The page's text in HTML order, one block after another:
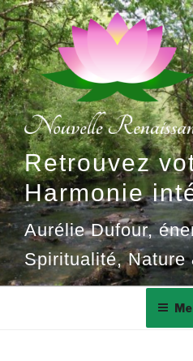
Aller
au
contenu
principal
Retrouvez
Harmonie
Aurélie Dufour,
Spiritualité, Nature